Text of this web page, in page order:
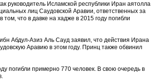
руководитель Исламской республики Иран аятолла
лиц Саудовской Аравии, ответственных за
что в давке на хадже в 2015 году погибли
Абдул-Азиз Аль Сауд заявил, что действия Ирана
Аравию в этом году. Принц также обвинил
погибли примерно 770 человек. В свою очередь в